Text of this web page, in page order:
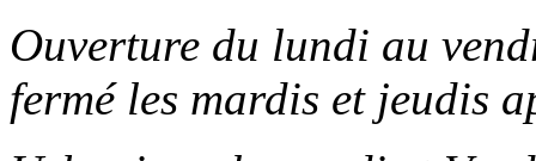
Ouverture du lundi au
fermé les mardis et jeudis